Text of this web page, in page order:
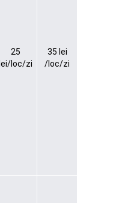
25
lei/loc/zi
35 lei
/loc/zi